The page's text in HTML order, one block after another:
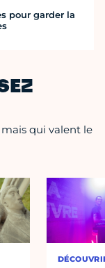
pour garder la
qui valent le